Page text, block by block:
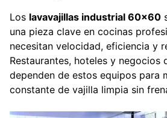
Los lavavajillas industrial 60×60
una pieza clave en cocinas
necesitan velocidad, eficiencia y
Restaurantes, hoteles y negocios
dependen de estos equipos para
constante de vajilla limpia sin